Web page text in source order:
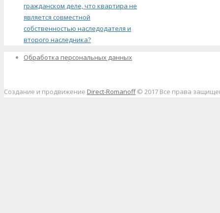
гражданском деле, что квартира не
является совместной
собственностью наследодателя и
второго наследника?
Обработка персональных данных
Создание и продвижение Direct-Romanoff© 2017 Все права